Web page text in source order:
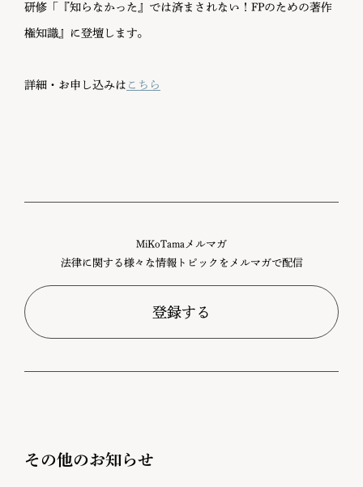
研修「『知らなかった』では済まされない！FPのための著作
権知識』に登壇します。
詳細・お申し込みは こちら
MiKoTamaメルマガ
法律に関する様々な情報トピックをメルマガで配信
登録する
その他のお知らせ